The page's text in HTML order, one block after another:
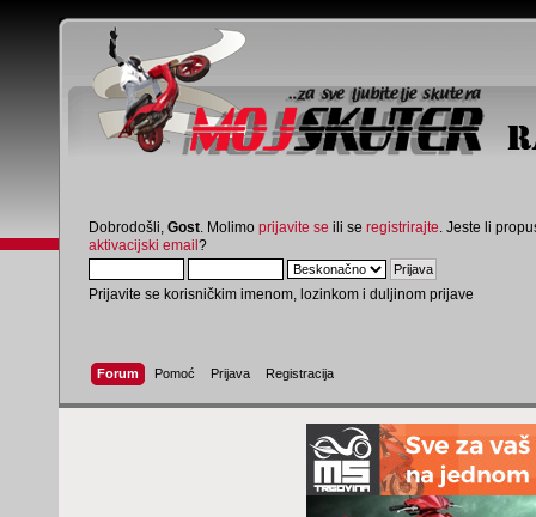
Dobrodošli, Gost . Molimo prijavite se ili se registrirajte . Jeste li
aktivacijski email?
Prijavite se korisničkim imenom, lozinkom i duljinom prijave
Forum Pomoć Prijava Registracija